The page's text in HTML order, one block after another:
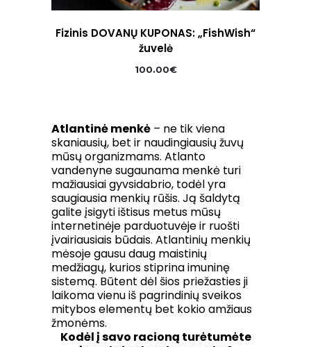
Fizinis DOVANŲ KUPONAS: „FishWish“
žuvelė
100.00€
Atlantinė menkė – ne tik viena
skaniausių, bet ir naudingiausių žuvų
mūsų organizmams. Atlanto
vandenyne sugaunama menkė turi
mažiausiai gyvsidabrio, todėl yra
saugiausia menkių rūšis. Ją šaldytą
galite įsigyti ištisus metus mūsų
internetinėje parduotuvėje ir ruošti
įvairiausiais būdais. Atlantinių menkių
mėsoje gausu daug maistinių
medžiagų, kurios stiprina imuninę
sistemą. Būtent dėl šios priežasties ji
laikoma vienu iš pagrindinių sveikos
mitybos elementų bet kokio amžiaus
žmonėms.
Kodėl į savo racioną turėtumėte